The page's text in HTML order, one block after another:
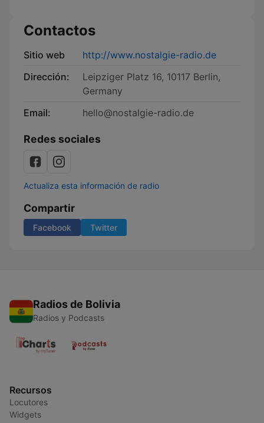
Contactos
Sitio web
http://www.nostalgie-radio.de
Dirección:
Leipziger Platz 16, 10117 Berlin,
Germany
Email:
hello@nostalgie-radio.de
Redes sociales
Actualiza esta información de radio
Compartir
Facebook Twitter
Radios de Bolivia
Radios y Podcasts
Recursos
Locutores
Widgets